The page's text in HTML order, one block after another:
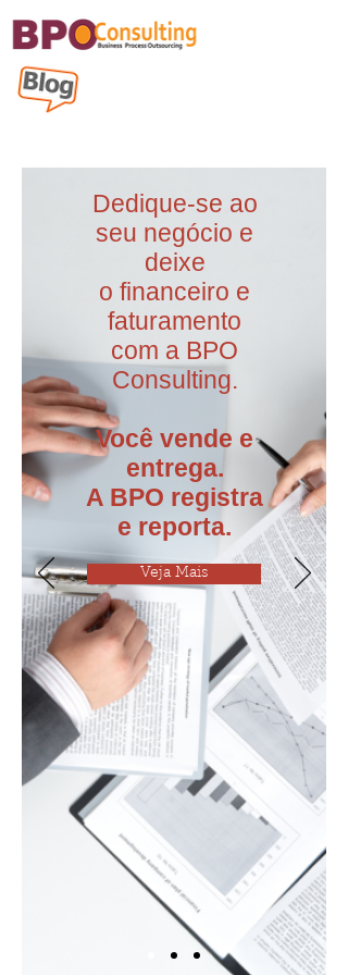
Dedique-se ao
seu negócio e
deixe
o financeiro e
faturamento
com a BPO
Consulting.
Você vende e
entrega.
A BPO registra
e reporta.
Veja Mais